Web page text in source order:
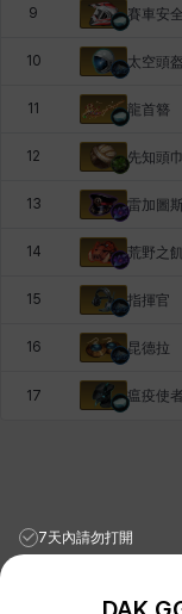
9 賽車安
10 太空頭盔
11 龍首簪
12 先知頭巾
13 雷加圖斯
14 荒野之飢
15 指揮官
16 昆德拉
17 瘟疫使者
7天內請勿打開